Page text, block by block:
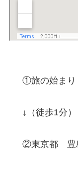
①旅の始ま
↓（徒歩1分）
②東京都 豊